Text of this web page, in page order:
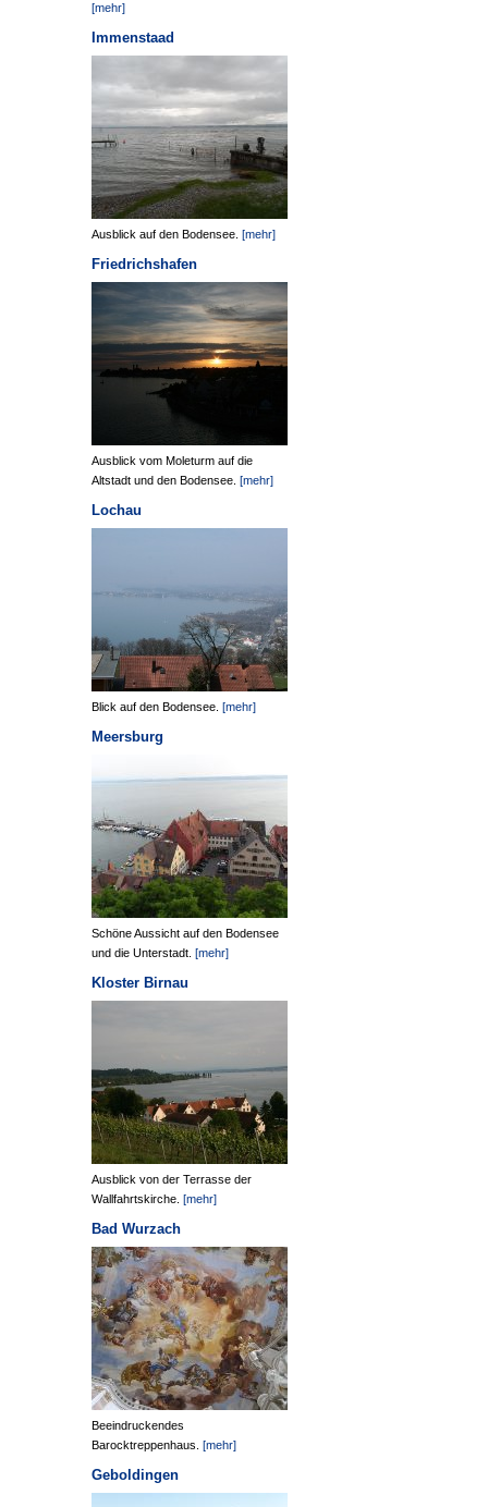
[mehr]
Immenstaad
Ausblick auf den Bodensee. [mehr]
Friedrichshafen
Ausblick vom Moleturm auf die
Altstadt und den Bodensee. [mehr]
Lochau
Blick auf den Bodensee. [mehr]
Meersburg
Schöne Aussicht auf den Bodensee
und die Unterstadt. [mehr]
Kloster Birnau
Ausblick von der Terrasse der
Wallfahrtskirche. [mehr]
Bad Wurzach
Beeindruckendes
Barocktreppenhaus. [mehr]
Geboldingen